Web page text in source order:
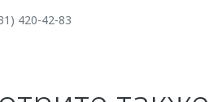
420-42-83